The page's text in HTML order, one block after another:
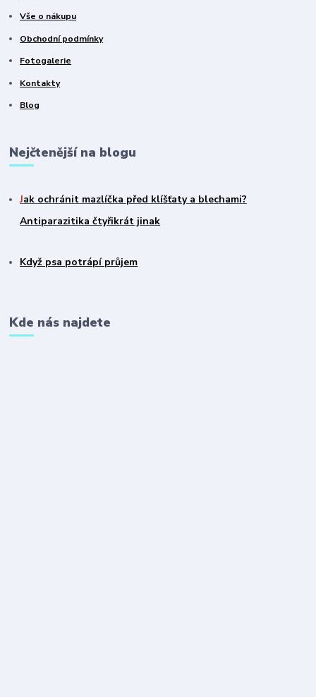
Vše o nákupu
Obchodní podmínky
Fotogalerie
Kontakty
Blog
Nejčtenější na blogu
Jak ochránit mazlíčka před klíšťaty a blechami?
Antiparazitika čtyřikrát jinak
Když psa potrápí průjem
Kde nás najdete